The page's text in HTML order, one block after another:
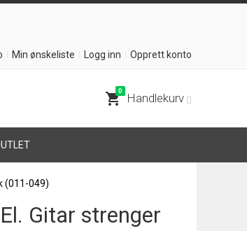
Min ønskeliste Logg inn Opprett konto
shopping_cart
0
Handlekurv
(011-049)
Gitar strenger